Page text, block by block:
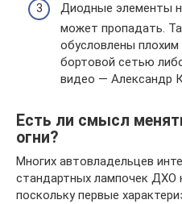
Диодные элементы
может пропадать.
обусловлены
бортовой сетью
видео — Александр
Есть ли смысл
огни?
Многих автовладельцев
стандартных лампочек ДХО
поскольку первые